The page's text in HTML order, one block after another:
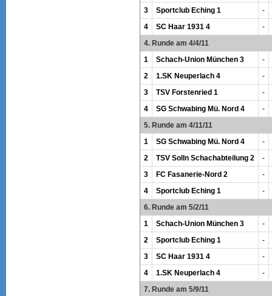
3
Sportclub Eching 1
-
4
SC Haar 1931 4
-
4. Runde am 4/4/11
1
Schach-Union München 3
-
2
1.SK Neuperlach 4
-
3
TSV Forstenried 1
-
4
SG Schwabing Mü. Nord 4
-
5. Runde am 4/11/11
1
SG Schwabing Mü. Nord 4
-
2
TSV Solln Schachabteilung 2
-
3
FC Fasanerie-Nord 2
-
4
Sportclub Eching 1
-
6. Runde am 5/2/11
1
Schach-Union München 3
-
2
Sportclub Eching 1
-
3
SC Haar 1931 4
-
4
1.SK Neuperlach 4
-
7. Runde am 5/9/11